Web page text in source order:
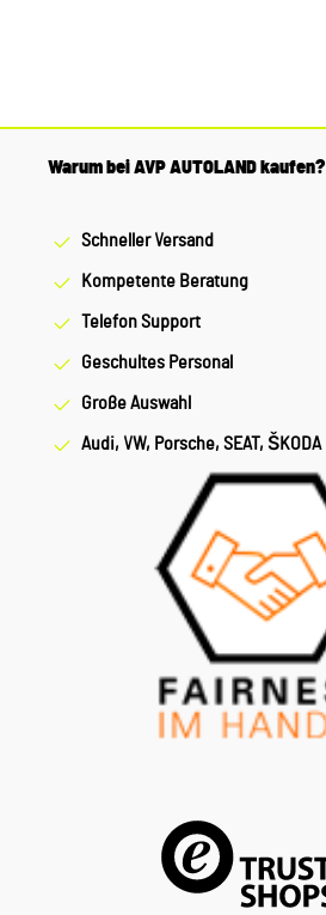
Warum bei AVP AUTOLAND kaufen?
Schneller Versand
Kompetente Beratung
Telefon Support
Geschultes Personal
Große Auswahl
Audi, VW, Porsche, SEAT, ŠKODA